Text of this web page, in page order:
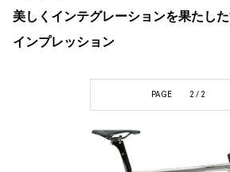
美しくインテグレーションを果たし
インプレッション
PAGE 2 / 2